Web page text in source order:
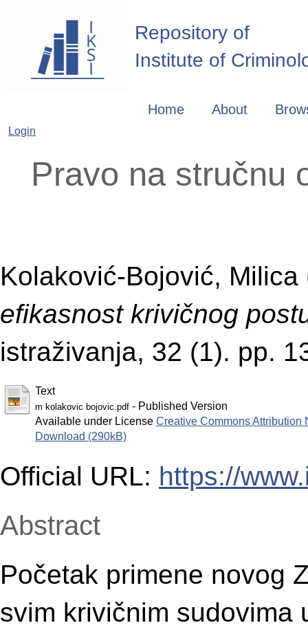
Repository of
Institute of
Home About
Login
Pravo na stručnu
Kolaković-Bojović, Milica
efikasnost krivičnog
istraživanja, 32 (1). pp.
Text
m kolakovic bojovic.pdf - Published Version
Available under License Creative Commons Attribution
Download (290kB)
Official URL: https://
Abstract
Početak primene novog
svim krivičnim sudovima